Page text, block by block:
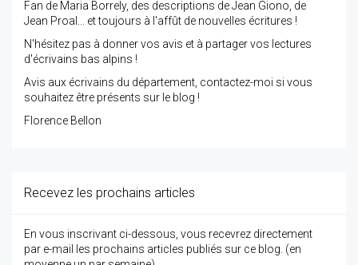
Fan de Maria Borrely, des descriptions de Jean Giono, de
Jean Proal... et toujours à l'affût de nouvelles écritures !
N'hésitez pas à donner vos avis et à partager vos lectures
d'écrivains bas alpins !
Avis aux écrivains du département, contactez-moi si vous
souhaitez être présents sur le blog !
Florence Bellon
Recevez les prochains articles
En vous inscrivant ci-dessous, vous recevrez directement
par e-mail les prochains articles publiés sur ce blog. (en